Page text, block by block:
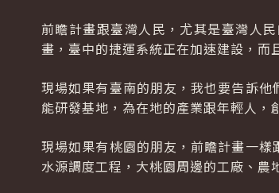
前瞻計畫跟臺灣人民，尤其是臺灣人
畫，臺中的捷運系統正在加速建設，而
現場如果有臺南的朋友，我也要告訴
能研發基地，為在地的產業跟年輕人，
現場如果有桃園的朋友，前瞻計畫一
水源調度工程，大桃園周邊的工廠、農